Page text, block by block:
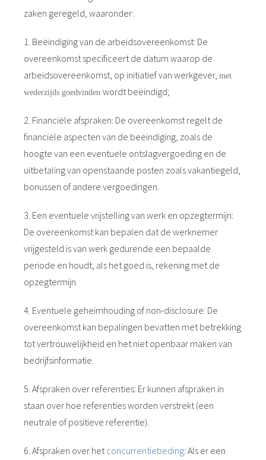
zaken geregeld, waaronder:
1. Beëindiging van de arbeidsovereenkomst: De
overeenkomst specificeert de datum waarop de
arbeidsovereenkomst, op initiatief van werkgever, met
wederzijds goedvinden wordt beëindigd;
2. Financiële afspraken: De overeenkomst regelt de
financiële aspecten van de beëindiging, zoals de
hoogte van een eventuele ontslagvergoeding en de
uitbetaling van openstaande posten zoals vakantiegeld,
bonussen of andere vergoedingen.
3. Een eventuele vrijstelling van werk en opzegtermijn:
De overeenkomst kan bepalen dat de werknemer
vrijgesteld is van werk gedurende een bepaalde
periode en houdt, als het goed is, rekening met de
opzegtermijn.
4. Eventuele geheimhouding of non-disclosure: De
overeenkomst kan bepalingen bevatten met betrekking
tot vertrouwelijkheid en het niet openbaar maken van
bedrijfsinformatie.
5. Afspraken over referenties: Er kunnen afspraken in
staan over hoe referenties worden verstrekt (een
neutrale of positieve referentie).
6. Afspraken over het concurrentiebeding: Als er een